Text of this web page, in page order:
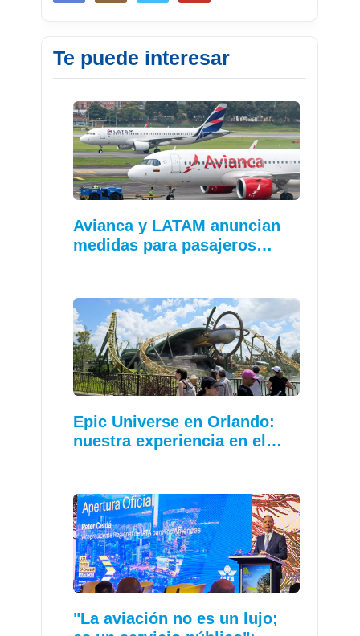
Te puede interesar
Avianca y LATAM anuncian
medidas para pasajeros…
Epic Universe en Orlando:
nuestra experiencia en el…
"La aviación no es un lujo;